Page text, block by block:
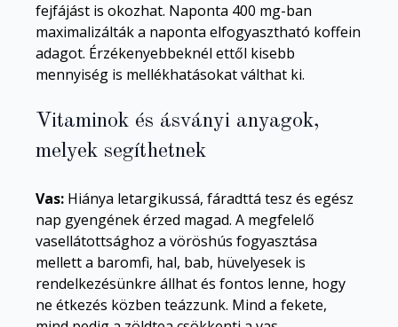
fejfájást is okozhat. Naponta 400 mg-ban
maximalizálták a naponta elfogyasztható koffein
adagot. Érzékenyebbeknél ettől kisebb
mennyiség is mellékhatásokat válthat ki.
Vitaminok és ásványi anyagok,
melyek segíthetnek
Vas: Hiánya letargikussá, fáradttá tesz és egész
nap gyengének érzed magad. A megfelelő
vasellátottsághoz a vöröshús fogyasztása
mellett a baromfi, hal, bab, hüvelyesek is
rendelkezésünkre állhat és fontos lenne, hogy
ne étkezés közben teázzunk. Mind a fekete,